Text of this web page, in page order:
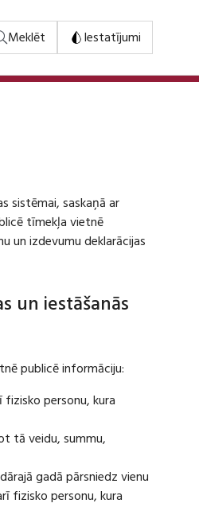
Meklēt Iestatījumi
sistēmai, saskaņā ar
tīmekļa vietnē
un izdevumu deklarācijas
un iestāšanās
publicē informāciju:
personu, kura
tā veidu, summu,
gadā pārsniedz vienu
fizisko personu, kura